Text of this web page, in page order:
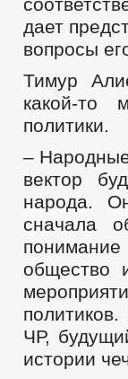
дает
вопросы
Тимур
какой-то
политики.
–
вектор
народа.
сначала
общество
ЧР,
истории